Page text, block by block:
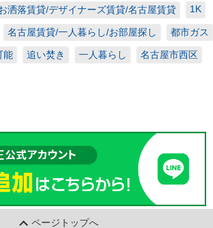
洒落賃貸/デザイナーズ賃貸/名古屋賃貸 1K
名古屋賃貸/一人暮らし/お部屋探し 都市ガス
能 追い焚き 一人暮らし 名古屋市西区
ページトップへ